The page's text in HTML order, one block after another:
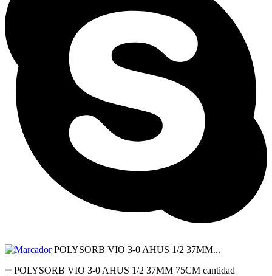
POLYSORB VIO 3-0 AHUS 1/2 37MM...
POLYSORB VIO 3-0 AHUS 1/2 37MM 75CM cantidad